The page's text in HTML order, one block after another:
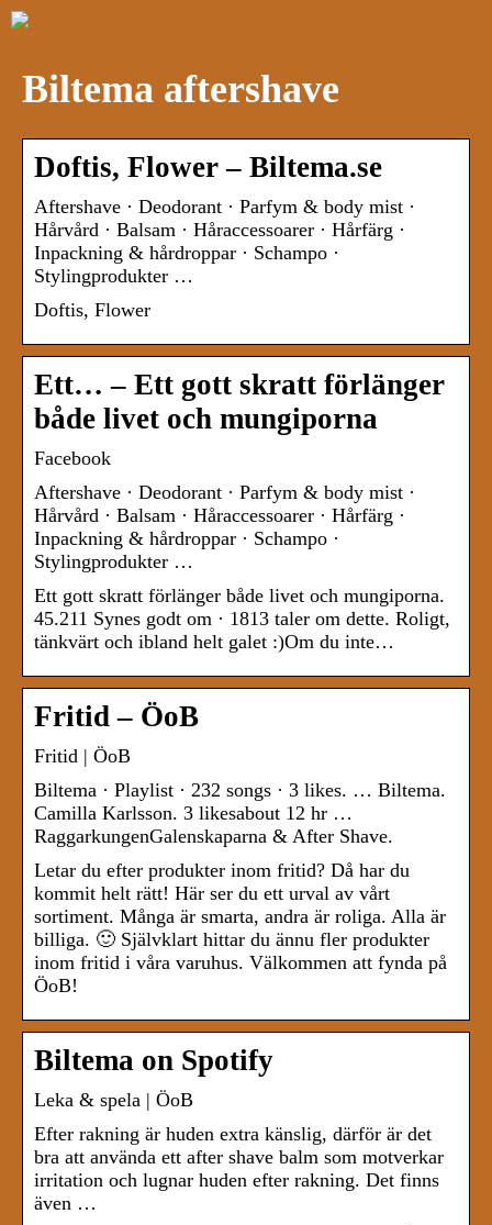
Biltema aftershave
Doftis, Flower – Biltema.se
Aftershave · Deodorant · Parfym & body mist ·
Hårvård · Balsam · Håraccessoarer · Hårfärg ·
Inpackning & hårdroppar · Schampo ·
Stylingprodukter …
Doftis, Flower
Ett… – Ett gott skratt förlänger
både livet och mungiporna
Facebook
Aftershave · Deodorant · Parfym & body mist ·
Hårvård · Balsam · Håraccessoarer · Hårfärg ·
Inpackning & hårdroppar · Schampo ·
Stylingprodukter …
Ett gott skratt förlänger både livet och mungiporna.
45.211 Synes godt om · 1813 taler om dette. Roligt,
tänkvärt och ibland helt galet :)Om du inte…
Fritid – ÖoB
Fritid | ÖoB
Biltema · Playlist · 232 songs · 3 likes. … Biltema.
Camilla Karlsson. 3 likesabout 12 hr …
RaggarkungenGalenskaparna & After Shave.
Letar du efter produkter inom fritid? Då har du
kommit helt rätt! Här ser du ett urval av vårt
sortiment. Många är smarta, andra är roliga. Alla är
billiga. 🙂 Självklart hittar du ännu fler produkter
inom fritid i våra varuhus. Välkommen att fynda på
ÖoB!
Biltema on Spotify
Leka & spela | ÖoB
Efter rakning är huden extra känslig, därför är det
bra att använda ett after shave balm som motverkar
irritation och lugnar huden efter rakning. Det finns
även …